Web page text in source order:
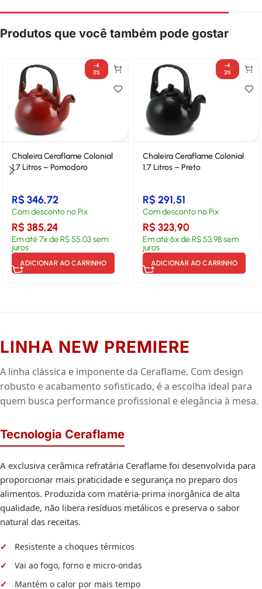
Produtos que você também pode gostar
-4
3%
Chaleira Ceraflame Colonial
1,7 Litros – Pomodoro
R$346,72
Com desconto no Pix
R$385,24
Em até7x deR$55,03sem
juros
ADICIONAR AO CARRINHO
-4
3%
Chaleira Ceraflame Colonial
1,7 Litros – Preto
R$291,51
Com desconto no Pix
R$323,90
Em até6x deR$53,98sem
juros
ADICIONAR AO CARRINHO
LINHA NEW PREMIERE
A linha clássica e imponente da Ceraflame. Com design
robusto e acabamento sofisticado, é a escolha ideal para
quem busca performance profissional e elegância à mesa.
Tecnologia Ceraflame
A exclusiva cerâmica refratária Ceraflame foi desenvolvida para
proporcionar mais praticidade e segurança no preparo dos
alimentos. Produzida com matéria-prima inorgânica de alta
qualidade, não libera resíduos metálicos e preserva o sabor
natural das receitas.
Resistente a choques térmicos
Vai ao fogo, forno e micro-ondas
Mantém o calor por mais tempo